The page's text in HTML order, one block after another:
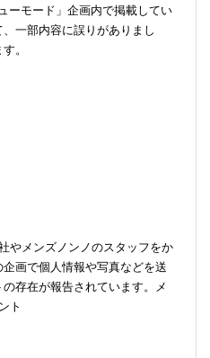
モード」企画内で掲載してい
一部内容に誤りがありまし
。
やメンズノンノのスタッフをか
画で個人情報や写真などを送
存在が報告されています。メ
ト